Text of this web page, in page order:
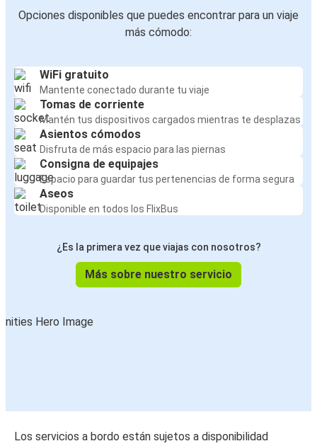
Opciones disponibles que puedes encontrar para un viaje
más cómodo:
WiFi gratuito
Mantente conectado durante tu viaje
Tomas de corriente
Mantén tus dispositivos cargados mientras te desplazas
Asientos cómodos
Disfruta de más espacio para las piernas
Consigna de equipajes
Espacio para guardar tus pertenencias de forma segura
Aseos
Disponible en todos los FlixBus
¿Es la primera vez que viajas con nosotros?
Más sobre nuestro servicio
Los servicios a bordo están sujetos a disponibilidad